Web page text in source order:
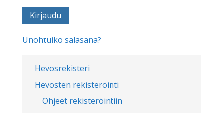
Hevosrekisteri
Hevosten rekisteröinti
Ohjeet rekisteröintiin
Unohtuiko salasana?